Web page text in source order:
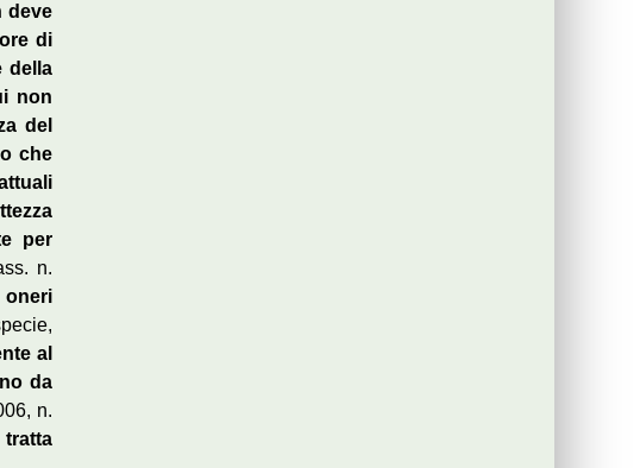
deve
di
della
non
del
che
per
n.
oneri
al
da
n.
tratta